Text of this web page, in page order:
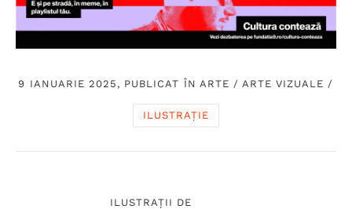
9 IANUARIE 2025, PUBLICAT ÎN ARTE / ARTE VIZUALE /
ILUSTRAȚIE
ILUSTRAȚII DE